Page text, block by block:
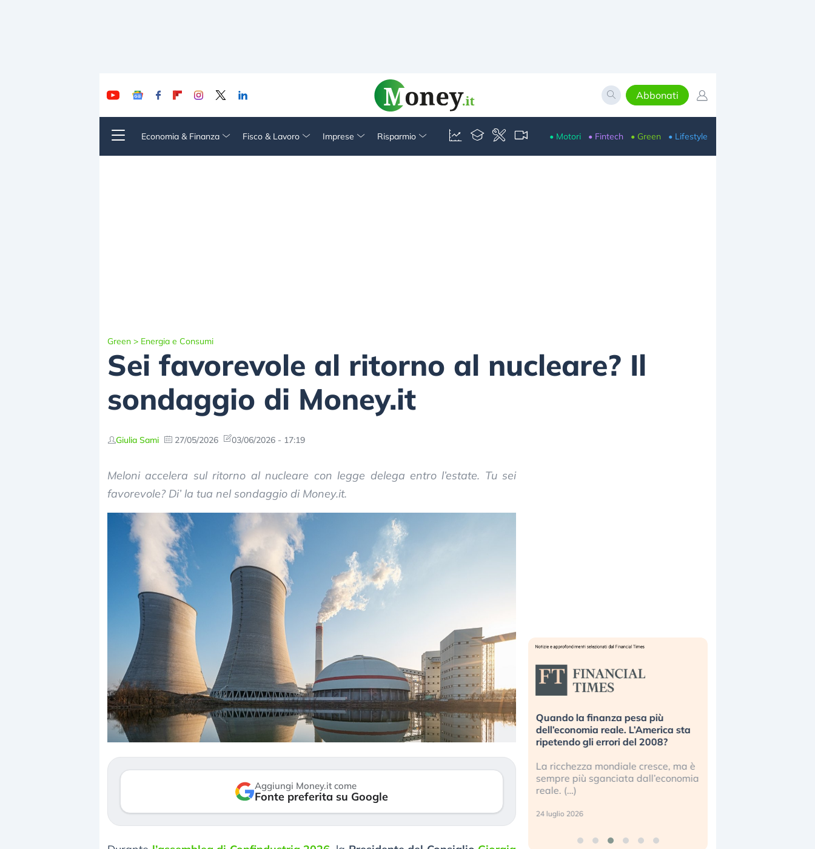
Abbonati
Economia & Finanza Fisco & Lavoro Imprese Risparmio • Motori • Fintech • Green • Lifestyle
Green > Energia e Consumi
Sei favorevole al ritorno al nucleare? Il
sondaggio di Money.it
Giulia Sami 27/05/2026 03/06/2026 - 17:19
Meloni accelera sul ritorno al nucleare con legge delega entro l’estate. Tu sei
favorevole? Di’ la tua nel sondaggio di Money.it.
Aggiungi Money.it come
Fonte preferita su Google
Dalle valutazioni estreme alla
correzione. Cosa sta guidando il
repricing degli asset?
3 agosto 2026
«La mia vita è rovinata». Investitori
in preda al panico dopo lo scoppio
della bolla AI
Kospi, mentre gli investitori retail (…)
30 luglio 2026
Quando la finanza pesa più
dell’economia reale. L’America sta
ripetendo gli errori del 2008?
La ricchezza mondiale cresce, ma è
sempre più sganciata dall’economia
reale. (…)
24 luglio 2026